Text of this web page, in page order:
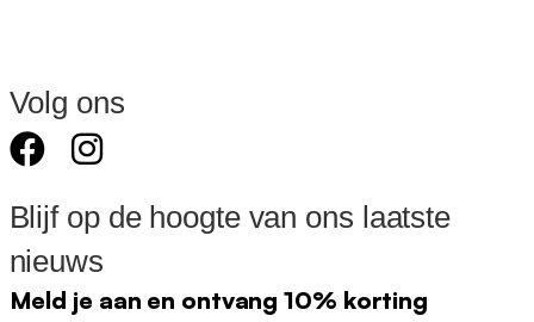
Volg ons
Blijf op de hoogte van ons laatste
nieuws
Meld je aan en ontvang 10% korting